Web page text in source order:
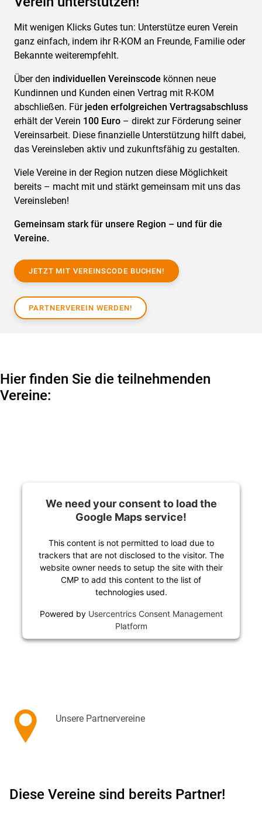
Mit wenigen Klicks Gutes tun: Unterstütze euren Verein
ganz einfach, indem ihr R-KOM an Freunde, Familie oder
Bekannte weiterempfehlt.
Über den individuellen Vereinscode können neue
Kundinnen und Kunden einen Vertrag mit R-KOM
abschließen. Für jeden erfolgreichen Vertragsabschluss
erhält der Verein 100 Euro – direkt zur Förderung seiner
Vereinsarbeit. Diese finanzielle Unterstützung hilft dabei,
das Vereinsleben aktiv und zukunftsfähig zu gestalten.
Viele Vereine in der Region nutzen diese Möglichkeit
bereits – macht mit und stärkt gemeinsam mit uns das
Vereinsleben!
Gemeinsam stark für unsere Region – und für die
Vereine.
JETZT MIT VEREINSCODE BUCHEN!
PARTNERVEREIN WERDEN!
Hier finden Sie die teilnehmenden
Vereine:
We need your consent to load the
Google Maps service!
This content is not permitted to load due to
trackers that are not disclosed to the visitor. The
website owner needs to setup the site with their
CMP to add this content to the list of
technologies used.
Powered by Usercentrics Consent Management
Platform
Unsere Partnervereine
Diese Vereine sind bereits Partner!